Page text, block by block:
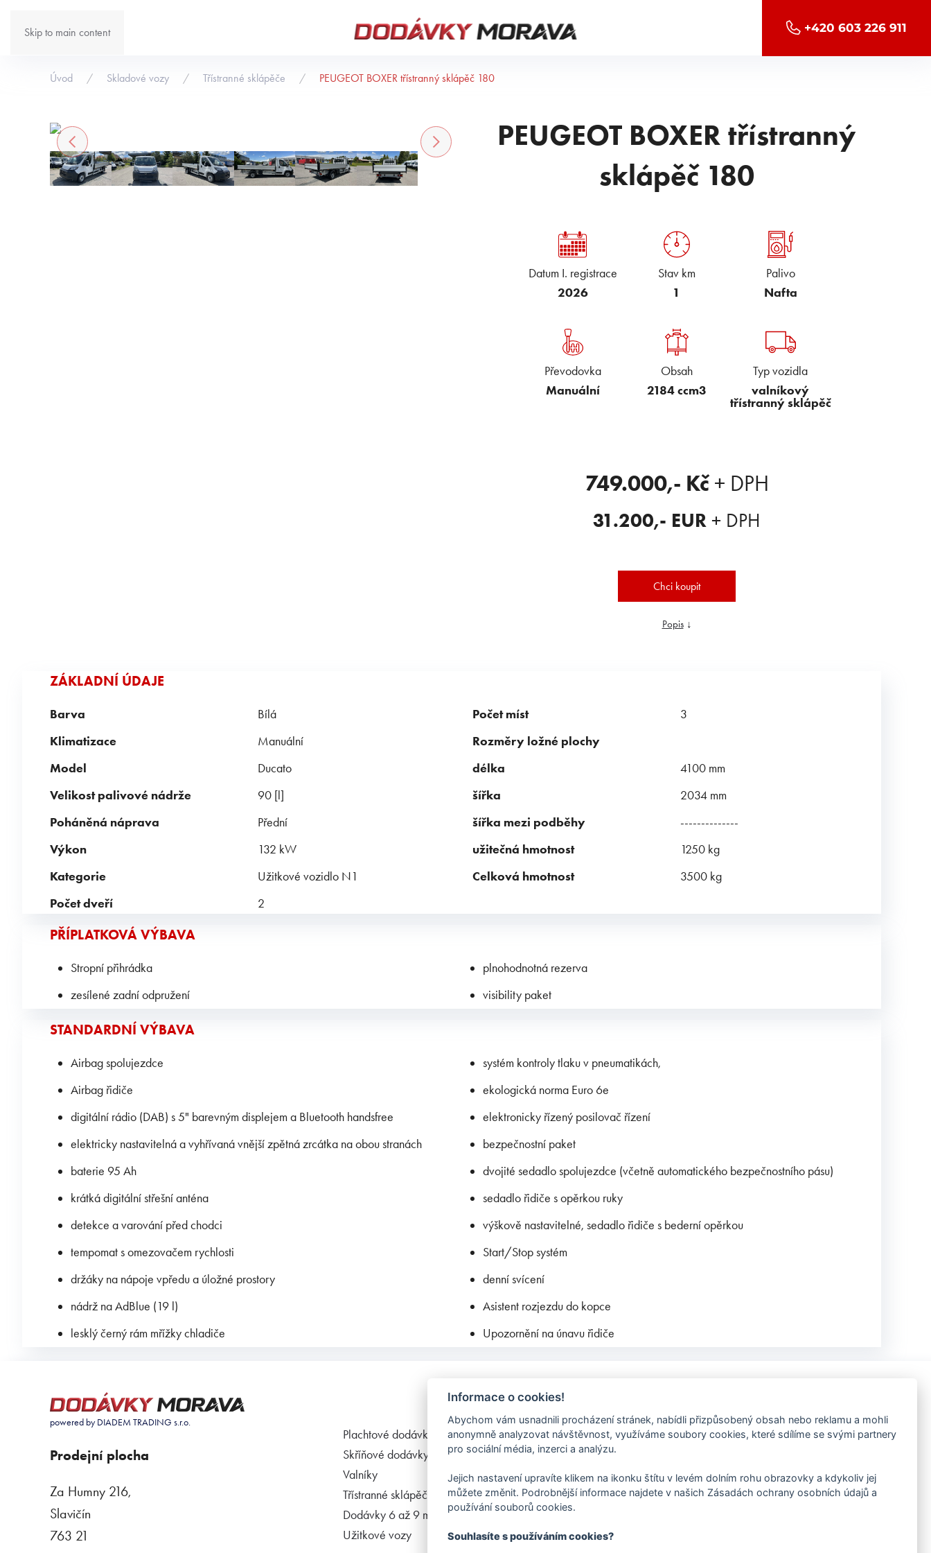
Skip to main content +420 603 226 911
Úvod Skladové vozy Třístranné sklápěče PEUGEOT BOXER třístranný sklápěč 180
PEUGEOT BOXER třístranný
sklápěč 180
Datum I. registrace
2026
Stav km
1
Palivo
Nafta
Převodovka
Manuální
Obsah
2184 ccm3
Typ vozidla
valníkový
třístranný sklápěč
749.000,- Kč + DPH
31.200,- EUR + DPH
Chci koupit
Popis↓
ZÁKLADNÍ ÚDAJE
Barva
Bílá
Klimatizace
Manuální
Model
Ducato
Velikost palivové nádrže
90 [l]
Poháněná náprava
Přední
Výkon
132 kW
Kategorie
Užitkové vozidlo N1
Počet dveří
2
Počet míst
3
Rozměry ložné plochy
délka
4100 mm
šířka
2034 mm
šířka mezi podběhy
--------------
užitečná hmotnost
1250 kg
Celková hmotnost
3500 kg
PŘÍPLATKOVÁ VÝBAVA
Stropní přihrádka
zesílené zadní odpružení
plnohodnotná rezerva
visibility paket
STANDARDNÍ VÝBAVA
Airbag spolujezdce
Airbag řidiče
digitální rádio (DAB) s 5" barevným displejem a Bluetooth handsfree
elektricky nastavitelná a vyhřívaná vnější zpětná zrcátka na obou stranách
baterie 95 Ah
krátká digitální střešní anténa
detekce a varování před chodci
tempomat s omezovačem rychlosti
držáky na nápoje vpředu a úložné prostory
nádrž na AdBlue (19 l)
lesklý černý rám mřížky chladiče
systém kontroly tlaku v pneumatikách,
ekologická norma Euro 6e
elektronicky řízený posilovač řízení
bezpečnostní paket
dvojité sedadlo spolujezdce (včetně automatického bezpečnostního pásu)
sedadlo řidiče s opěrkou ruky
výškově nastavitelné, sedadlo řidiče s bederní opěrkou
Start/Stop systém
denní svícení
Asistent rozjezdu do kopce
Upozornění na únavu řidiče
powered by DIADEM TRADING s.r.o.
Prodejní plocha
Za Humny 216,
Slavičín
763 21
Navigace
Plachtové dodávky
Skříňové dodávky
Valníky
Třístranné sklápěče
Dodávky 6 až 9 míst
Užitkové vozy
Chladící dodávky
Hákové nosiče
kontejnerů
Příslušenství
O nás
Kontakt
+420 603 226 911
info(zavináč)dodavkymorava.cz
Informace o cookies!
Abychom vám usnadnili procházení stránek, nabídli přizpůsobený obsah nebo reklamu a mohli
anonymně analyzovat návštěvnost, využíváme soubory cookies, které sdílíme se svými partnery
pro sociální média, inzerci a analýzu.
Jejich nastavení upravíte klikem na ikonku štítu v levém dolním rohu obrazovky a kdykoliv jej
můžete změnit. Podrobnější informace najdete v našich Zásadách ochrany osobních údajů a
používání souborů cookies.
Souhlasíte s používáním cookies?